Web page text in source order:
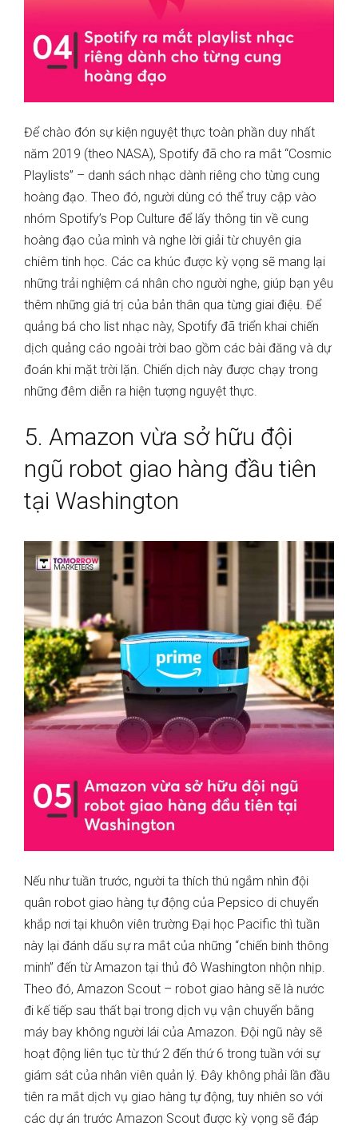
Để chào đón sự kiện nguyệt thực toàn phần duy nhất
năm 2019 (theo NASA), Spotify đã cho ra mắt “Cosmic
Playlists” – danh sách nhạc dành riêng cho từng cung
hoàng đạo. Theo đó, người dùng có thể truy cập vào
nhóm Spotify’s Pop Culture để lấy thông tin về cung
hoàng đạo của mình và nghe lời giải từ chuyên gia
chiêm tinh học. Các ca khúc được kỳ vọng sẽ mang lại
những trải nghiệm cá nhân cho người nghe, giúp bạn yêu
thêm những giá trị của bản thân qua từng giai điệu. Để
quảng bá cho list nhạc này, Spotify đã triển khai chiến
dịch quảng cáo ngoài trời bao gồm các bài đăng và dự
đoán khi mặt trời lặn. Chiến dịch này được chạy trong
những đêm diễn ra hiện tượng nguyệt thực.
5. Amazon vừa sở hữu đội
ngũ robot giao hàng đầu tiên
tại Washington
Nếu như tuần trước, người ta thích thú ngắm nhìn đội
quân robot giao hàng tự động của Pepsico di chuyển
khắp nơi tại khuôn viên trường Đại học Pacific thì tuần
này lại đánh dấu sự ra mắt của những “chiến binh thông
minh” đến từ Amazon tại thủ đô Washington nhộn nhịp.
Theo đó, Amazon Scout – robot giao hàng sẽ là nước
đi kế tiếp sau thất bại trong dịch vụ vận chuyển bằng
máy bay không người lái của Amazon. Đội ngũ này sẽ
hoạt động liên tục từ thứ 2 đến thứ 6 trong tuần với sự
giám sát của nhân viên quản lý. Đây không phải lần đầu
tiên ra mắt dịch vụ giao hàng tự động, tuy nhiên so với
các dự án trước Amazon Scout được kỳ vọng sẽ đáp